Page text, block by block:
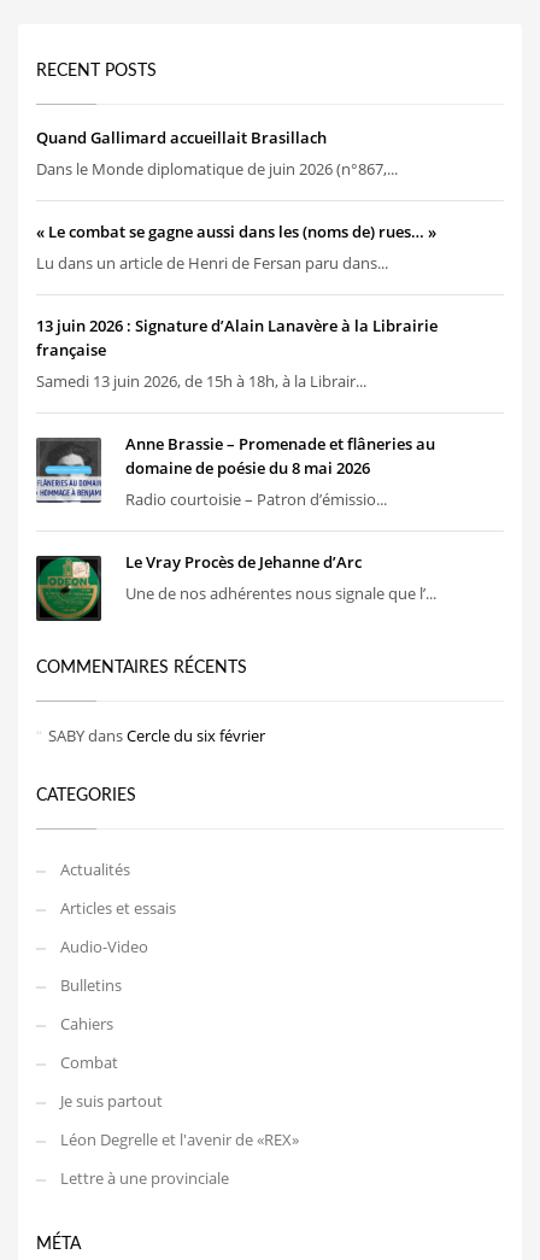
RECENT POSTS
Quand Gallimard accueillait Brasillach
Dans le Monde diplomatique de juin 2026 (n°867,...
« Le combat se gagne aussi dans les (noms de) rues… »
Lu dans un article de Henri de Fersan paru dans...
13 juin 2026 : Signature d’Alain Lanavère à la Librairie
française
Samedi 13 juin 2026, de 15h à 18h, à la Librair...
Anne Brassie – Promenade et flâneries au
domaine de poésie du 8 mai 2026
Radio courtoisie – Patron d’émissio...
Le Vray Procès de Jehanne d’Arc
Une de nos adhérentes nous signale que l’...
COMMENTAIRES RÉCENTS
SABYdansCercle du six février
CATEGORIES
Actualités
Articles et essais
Audio-Video
Bulletins
Cahiers
Combat
Je suis partout
Léon Degrelle et l'avenir de «REX»
Lettre à une provinciale
MÉTA